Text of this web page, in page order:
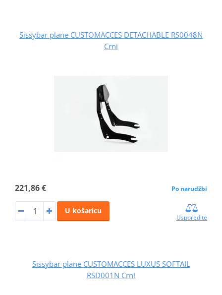
Sissybar plane CUSTOMACCES DETACHABLE RS0048N
Crni
221,86 € Po narudžbi
U košaricu
Usporedite
Sissybar plane CUSTOMACCES LUXUS SOFTAIL
RSD001N Crni